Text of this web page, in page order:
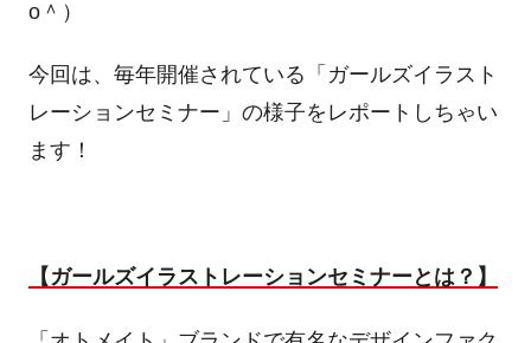
o＾）
今回は、毎年開催されている「ガールズイラスト
レーションセミナー」の様子をレポートしちゃい
ます！
【ガールズイラストレーションセミナーとは？】